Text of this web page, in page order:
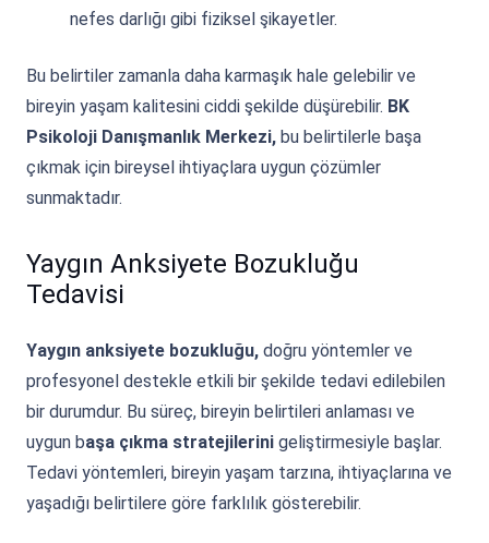
nefes darlığı gibi fiziksel şikayetler.
Bu belirtiler zamanla daha karmaşık hale gelebilir ve
bireyin yaşam kalitesini ciddi şekilde düşürebilir. BK
Psikoloji Danışmanlık Merkezi, bu belirtilerle başa
çıkmak için bireysel ihtiyaçlara uygun çözümler
sunmaktadır.
Yaygın Anksiyete Bozukluğu
Tedavisi
Yaygın anksiyete bozukluğu, doğru yöntemler ve
profesyonel destekle etkili bir şekilde tedavi edilebilen
bir durumdur. Bu süreç, bireyin belirtileri anlaması ve
uygun başa çıkma stratejilerini geliştirmesiyle başlar.
Tedavi yöntemleri, bireyin yaşam tarzına, ihtiyaçlarına ve
yaşadığı belirtilere göre farklılık gösterebilir.